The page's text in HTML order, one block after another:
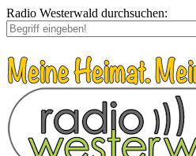
Radio Westerwald durchsuchen: